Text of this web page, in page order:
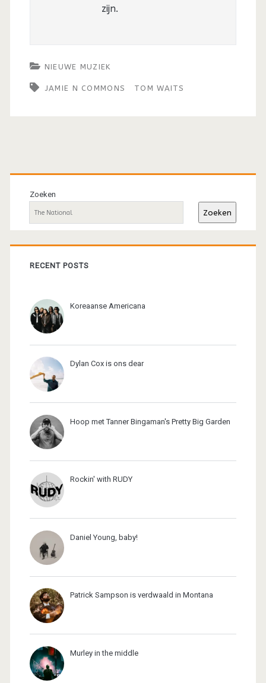
zijn.
NIEUWE MUZIEK
JAMIE N COMMONS TOM WAITS
Primaire
sidebar
Zoeken
Zoeken
RECENT POSTS
Koreaanse Americana
Dylan Cox is ons dear
Hoop met Tanner Bingaman's Pretty Big Garden
Rockin' with RUDY
Daniel Young, baby!
Patrick Sampson is verdwaald in Montana
Murley in the middle